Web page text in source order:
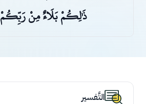
ذَٰلِكُمْ بَلَاءٌ مِنْ
التَّفسير